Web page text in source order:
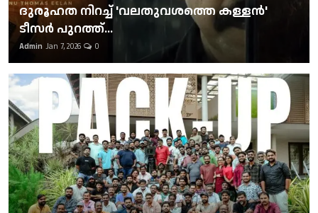
ദുരൂഹത നിറച്ച് 'വലതുവശത്തെ കള്ളന്‍'
ടീസര്‍ പുറത്ത്...
Admin Jan 7, 2026 0